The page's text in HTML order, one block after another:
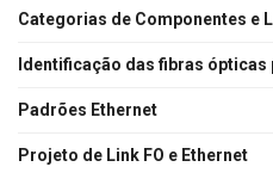
Categorias de Componentes e
Identificação das fibras ópticas
Padrões Ethernet
Projeto de Link FO e Ethernet